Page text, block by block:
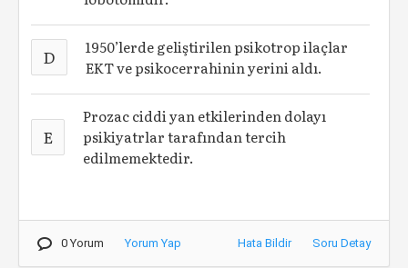
D
1950’lerde geliştirilen psikotrop ilaçlar
EKT ve psikocerrahinin yerini aldı.
E
Prozac ciddi yan etkilerinden dolayı
psikiyatrlar tarafından tercih
edilmemektedir.
0 Yorum Yorum Yap Hata Bildir Soru Detay